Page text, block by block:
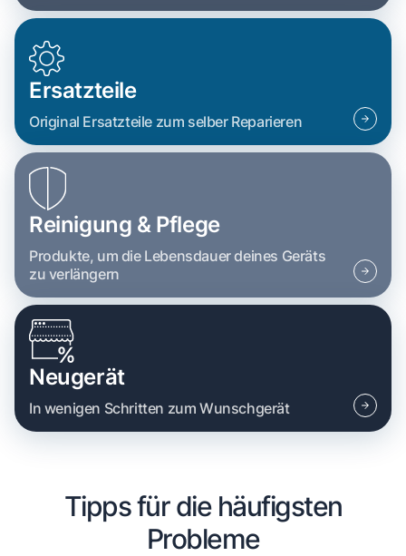
Ersatzteile
Original Ersatzteile zum selber Reparieren
Reinigung & Pflege
Produkte, um die Lebensdauer deines Geräts
zu verlängern
Neugerät
In wenigen Schritten zum Wunschgerät
Tipps für die häufigsten
Probleme